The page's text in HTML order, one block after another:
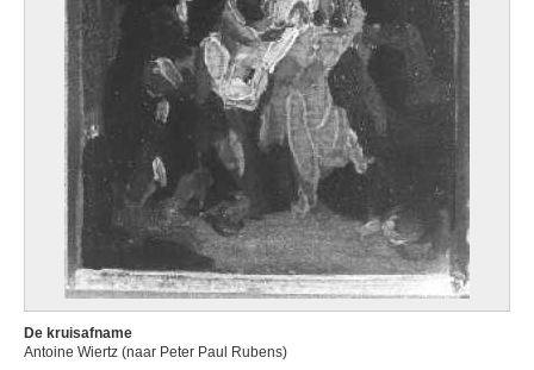
De kruisafname
Antoine Wiertz (naar Peter Paul Rubens)